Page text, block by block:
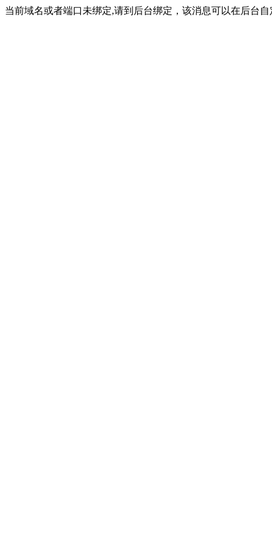
当前域名或者端口未绑定,请到后台绑定，该消息可以在后台自